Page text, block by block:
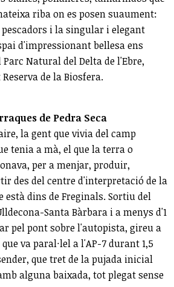
riba on es posen suaument:
i la singular i elegant
d'impressionant bellesa ens
Natural del Delta de l'Ebre,
de la Biosfera.
de Pedra Seca
la gent que vivia del camp
tenia a mà, el que la terra o
per a menjar, produir,
des del centre d'interpretació de la
està dins de Freginals. Sortiu del
Santa Bàrbara i a menys d'1
pel pont sobre l'autopista, gireu a
va paral·lel a l'AP-7 durant 1,5
que tret de la pujada inicial
alguna baixada, tot plegat sense